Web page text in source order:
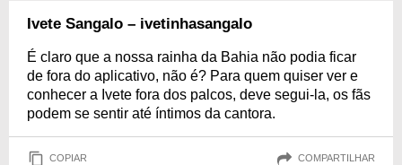
Ivete Sangalo – ivetinhasangalo
É claro que a nossa rainha da Bahia não podia ficar
de fora do aplicativo, não é? Para quem quiser ver e
conhecer a Ivete fora dos palcos, deve segui-la, os fãs
podem se sentir até íntimos da cantora.
COPIAR COMPARTILHAR